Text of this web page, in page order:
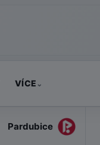
VÍCE ⌄
Pardubice